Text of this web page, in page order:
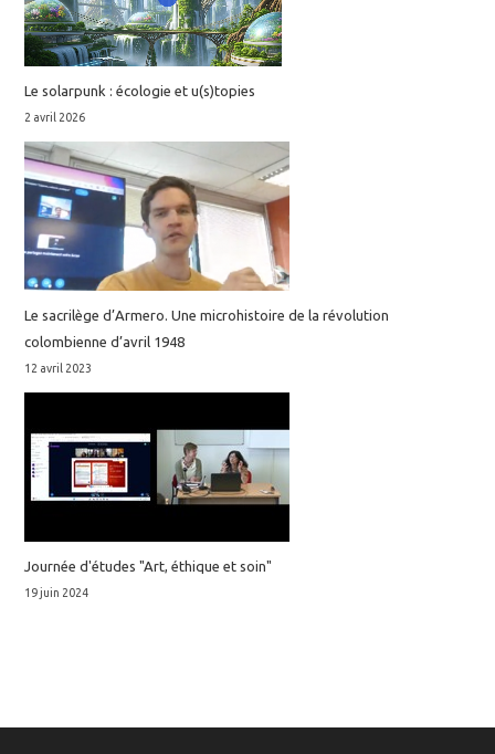
Le solarpunk : écologie et u(s)topies
2 avril 2026
Le sacrilège d’Armero. Une microhistoire de la révolution
colombienne d’avril 1948
12 avril 2023
Journée d'études "Art, éthique et soin"
19 juin 2024